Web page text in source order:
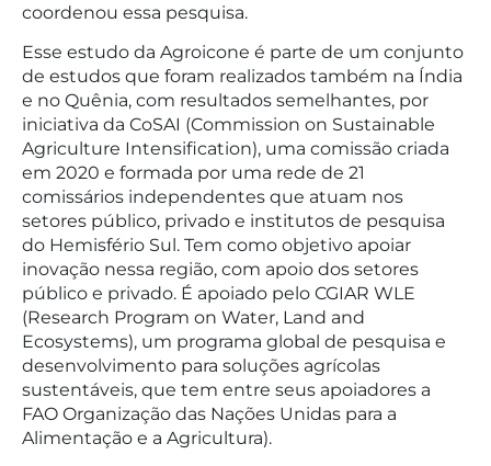
coordenou essa pesquisa.
Esse estudo da Agroicone é parte de um conjunto
de estudos que foram realizados também na Índia
e no Quênia, com resultados semelhantes, por
iniciativa da CoSAI (Commission on Sustainable
Agriculture Intensification), uma comissão criada
em 2020 e formada por uma rede de 21
comissários independentes que atuam nos
setores público, privado e institutos de pesquisa
do Hemisfério Sul. Tem como objetivo apoiar
inovação nessa região, com apoio dos setores
público e privado. É apoiado pelo CGIAR WLE
(Research Program on Water, Land and
Ecosystems), um programa global de pesquisa e
desenvolvimento para soluções agrícolas
sustentáveis, que tem entre seus apoiadores a
FAO Organização das Nações Unidas para a
Alimentação e a Agricultura).